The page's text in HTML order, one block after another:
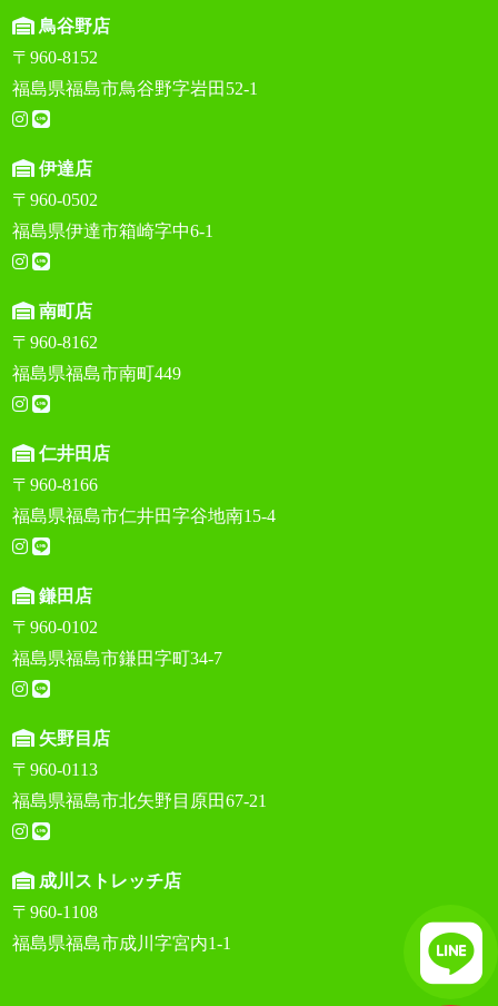
鳥谷野店
〒960-8152
福島県福島市鳥谷野字岩田52-1
伊達店
〒960-0502
福島県伊達市箱崎字中6-1
南町店
〒960-8162
福島県福島市南町449
仁井田店
〒960-8166
福島県福島市仁井田字谷地南15-4
鎌田店
〒960-0102
福島県福島市鎌田字町34-7
矢野目店
〒960-0113
福島県福島市北矢野目原田67-21
成川ストレッチ店
〒960-1108
福島県福島市成川字宮内1-1